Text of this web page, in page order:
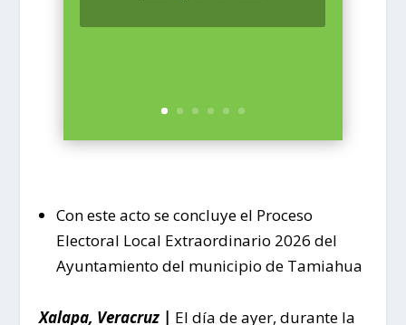
Con este acto se concluye el Proceso
Electoral Local Extraordinario 2026 del
Ayuntamiento del municipio de Tamiahua
Xalapa, Veracruz | El día de ayer, durante la